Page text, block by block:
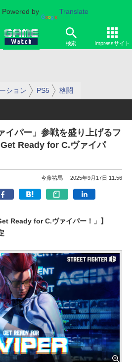
Powered by Translate
検索 Impressサイト
ション PS5 格闘
イパー」参戦を盛り上げるフ
Ready for C.ヴァイパ
今藤祐馬 2025年9月17日 11:56
Ready for C.ヴァイパー！」】